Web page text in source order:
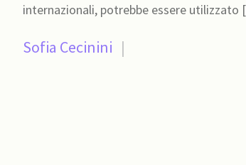
internazionali, potrebbe essere utilizzato
Sofia Cecinini |